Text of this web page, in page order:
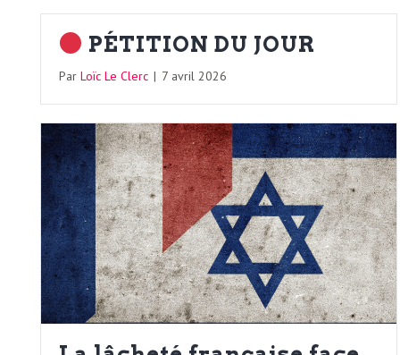
a
l
e
L
e
D
N
e
w
s
l
e
t
t
e
r
:
PÉTITION DU JOUR
Par Loïc Le Clerc | 7 avril 2026